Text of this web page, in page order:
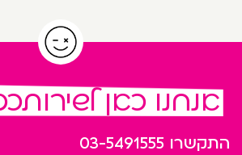
אנחנו כאן
התקשרו 03-5491555